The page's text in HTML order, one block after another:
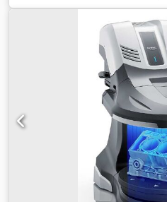
навчанням, монтажем та
Станки з потужністю від 3 до
підходять як для початківців,
підприємств. Cjdpefbg Hbofx